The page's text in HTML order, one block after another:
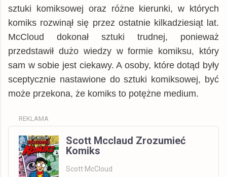
sztuki komiksowej oraz różne kierunki, w których
komiks rozwinął się przez ostatnie kilkadziesiąt lat.
McCloud dokonał sztuki trudnej, ponieważ
przedstawił dużo wiedzy w formie komiksu, który
sam w sobie jest ciekawy. A osoby, które dotąd były
sceptycznie nastawione do sztuki komiksowej, być
może przekona, że komiks to potężne medium.
REKLAMA
Scott Mcclaud Zrozumieć
Komiks
Scott McCloud